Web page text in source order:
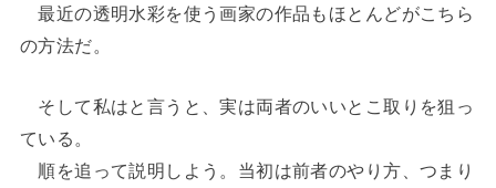
最近の透明水彩を使う画家の作品もほとんどがこちら
の方法だ。
そして私はと言うと、実は両者のいいとこ取りを狙っ
ている。
順を追って説明しよう。当初は前者のやり方、つまり